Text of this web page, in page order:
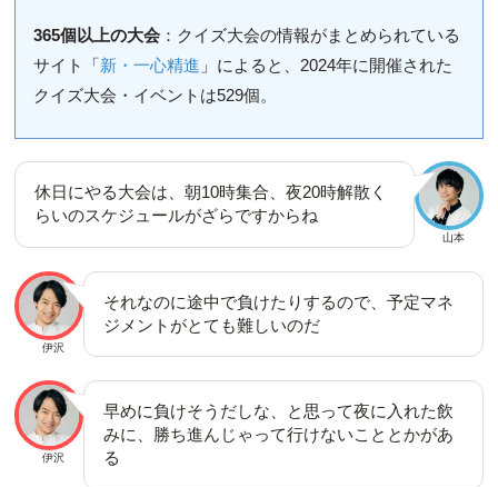
365個以上の大会：クイズ大会の情報がまとめられている
サイト「新・一心精進 」によると、2024年に開催された
クイズ大会・イベントは529個。
山本
休日にやる大会は、朝10時集合、夜20時解散く
らいのスケジュールがざらですからね
伊沢
それなのに途中で負けたりするので、予定マネ
ジメントがとても難しいのだ
伊沢
早めに負けそうだしな、と思って夜に入れた飲
みに、勝ち進んじゃって行けないこととかがあ
る